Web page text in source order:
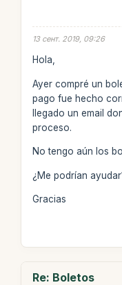
13 сент. 2019, 09:26
Hola,
Ayer compré un
pago fue hecho
llegado un email
proceso.
No tengo aún los
¿Me podrían
Gracias
Re: Boletos